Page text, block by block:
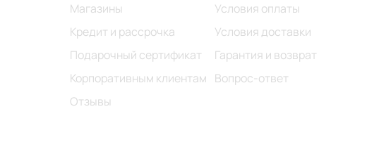
Магазины
Кредит и рассрочка
Подарочный сертификат
Корпоративным клиентам
Отзывы
Условия оплаты
Условия доставки
Гарантия и возврат
Вопрос-ответ